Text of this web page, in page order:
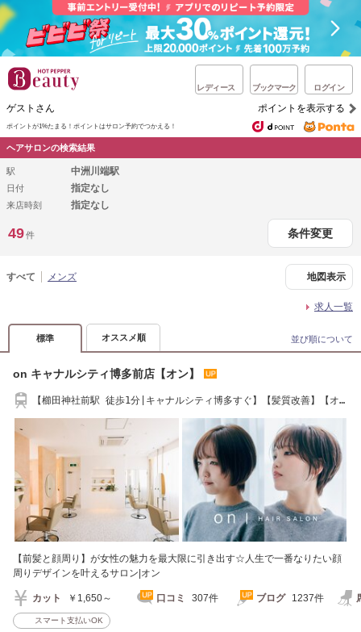
レディース ブックマーク ログイン
ゲストさん ポイントを表示する
ポイントが1%たまる！ ポイントはサロン予約でつかえる！
ヘアサロンの検索結果
駅 中洲川端駅
日付 指定なし
来店時刻 指定なし
49件 条件変更
すべて メンズ 地図表示
求人一覧
標準 オススメ順 並び順について
on キャナルシティ博多前店【オン】
【櫛田神社前駅 徒歩1分|キャナルシティ博多すぐ】【髪質改善】【オ
【前髪と顔周り】が女性の魅力を最大限に引き出す☆人生で一番なりたい顔
周りデザインを叶えるサロン|オン
カット ￥1,650～ 口コミ 307件 ブログ 1237件
スマート支払いOK